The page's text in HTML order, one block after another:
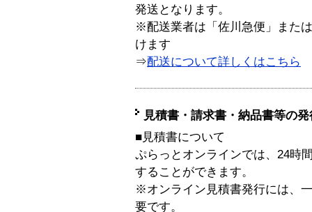
発送となります。
※配送業者は「佐川急便」また
けます
⇒配送について詳しくはこちら
見積書・請求書・納品書等の
■見積書について
ぷらっとオンラインでは、24時
することができます。
※オンライン見積書発行には、
要です。